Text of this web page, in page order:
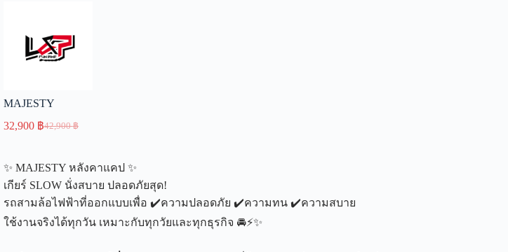
MAJESTY
42,900฿
32,900 ฿
✨ MAJESTY หลังคาแคป ✨
เกียร์ SLOW นั่งสบาย ปลอดภัยสุด!
รถสามล้อไฟฟ้าที่ออกแบบเพื่อ ✔️ความปลอดภัย ✔️ความทน ✔️ความสบาย
ใช้งานจริงได้ทุกวัน เหมาะกับทุกวัยและทุกธุรกิจ 🚘⚡️✨